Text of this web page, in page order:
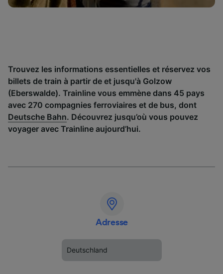
Trouvez les informations essentielles et réservez vos
billets de train à partir de et jusqu'à Golzow
(Eberswalde). Trainline vous emmène dans 45 pays
avec 270 compagnies ferroviaires et de bus, dont
Deutsche Bahn. Découvrez jusqu’où vous pouvez
voyager avec Trainline aujourd’hui.
Adresse
Deutschland